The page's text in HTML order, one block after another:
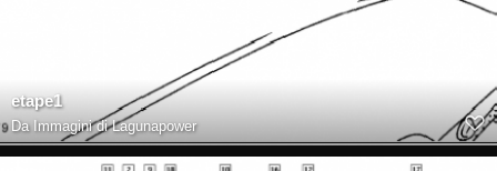
etape1
Da Immagini di Lagunapower